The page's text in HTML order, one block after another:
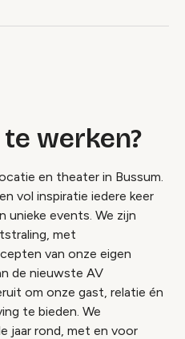
werken?
en theater in Bussum.
vol inspiratie iedere keer
unieke events. We zijn
met
van onze eigen
de nieuwste AV
om onze gast, relatie én
te bieden. We
jaar rond, met en voor